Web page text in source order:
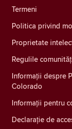
Termeni
Politica privind
Proprietate
Regulile
Informații despre
Colorado
Informații pentru
Declarație de